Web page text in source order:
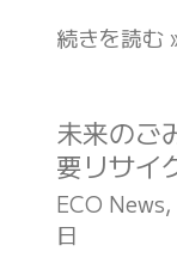
傷、
キ
シ
コ
(ナ
シ
に
ち
ば
ん
安
続きを読む
未来のご
要リサイ
ECO News,
日
未
来
の
ご